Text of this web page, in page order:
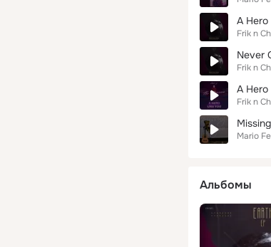
A Hero
Frik n
Never
Frik n
A Hero
Frik n
Mario
Альбомы